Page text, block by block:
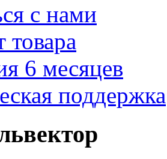
с нами
товара
6 месяцев
поддержка